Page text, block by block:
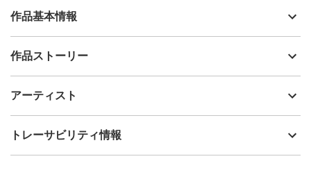
作品基本情報
出品者
制作年
アクリル
作品ストーリー
んだか今年の干支にも見えてきた。いろんな見方が楽しい作品で
アーティスト
hazamachihiro
フォローする
トレーサビリティ情報